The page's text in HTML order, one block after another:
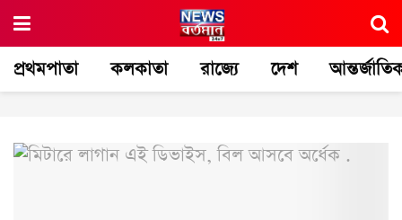
প্রথমপাতা কলকাতা রাজ্যে দেশ